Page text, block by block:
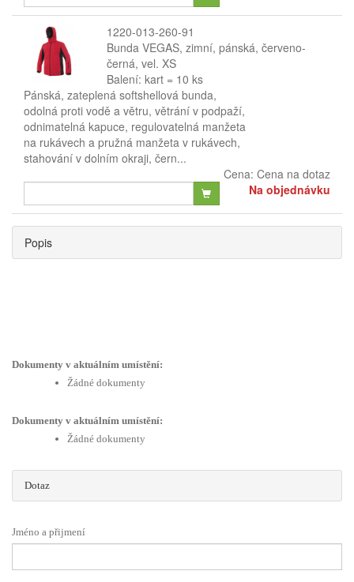
1220-013-260-91
Bunda VEGAS, zimní, pánská, červeno-
černá, vel. XS
Balení: kart = 10 ks
Pánská, zateplená softshellová bunda,
odolná proti vodě a větru, větrání v podpaží,
odnimatelná kapuce, regulovatelná manžeta
na rukávech a pružná manžeta v rukávech,
stahování v dolním okraji, čern...
Cena: Cena na dotaz
Na objednávku
Popis
Dokumenty v aktuálním umístění:
Žádné dokumenty
Dokumenty v aktuálním umístění:
Žádné dokumenty
Dotaz
Jméno a přijmení